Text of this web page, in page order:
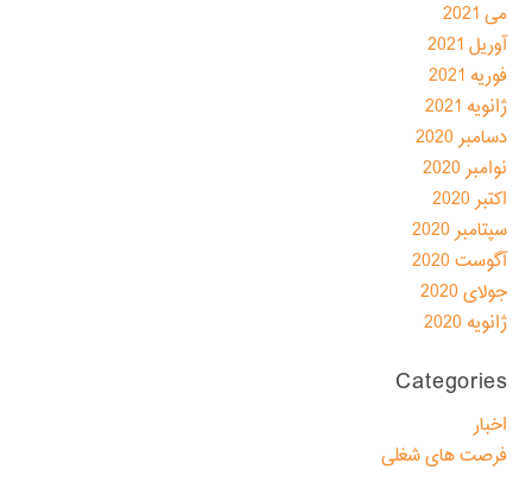
می 2021
آوریل 2021
فوریه 2021
ژانویه 2021
دسامبر 2020
نوامبر 2020
اکتبر 2020
سپتامبر 2020
آگوست 2020
جولای 2020
ژانویه 2020
Categories
اخبار
فرصت های شغلی